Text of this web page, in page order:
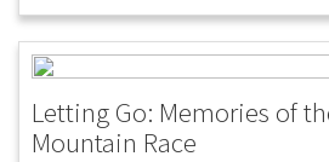
Letting Go: Memories of
Mountain Race